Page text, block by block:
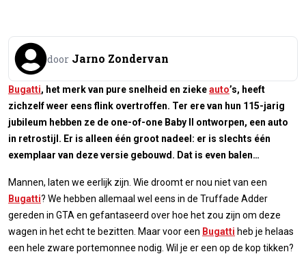
door Jarno Zondervan
Bugatti, het merk van pure snelheid en ziekeauto’s, heeft
zichzelf weer eens flink overtroffen. Ter ere van hun 115-jarig
jubileum hebben ze de one-of-one Baby II ontworpen, een auto
in retrostijl. Er is alleen één groot nadeel: er is slechts één
exemplaar van deze versie gebouwd. Dat is even balen…
Mannen, laten we eerlijk zijn. Wie droomt er nou niet van een
Bugatti? We hebben allemaal wel eens in de Truffade Adder
gereden in GTA en gefantaseerd over hoe het zou zijn om deze
wagen in het echt te bezitten. Maar voor een Bugatti heb je helaas
een hele zware portemonnee nodig. Wil je er een op de kop tikken?